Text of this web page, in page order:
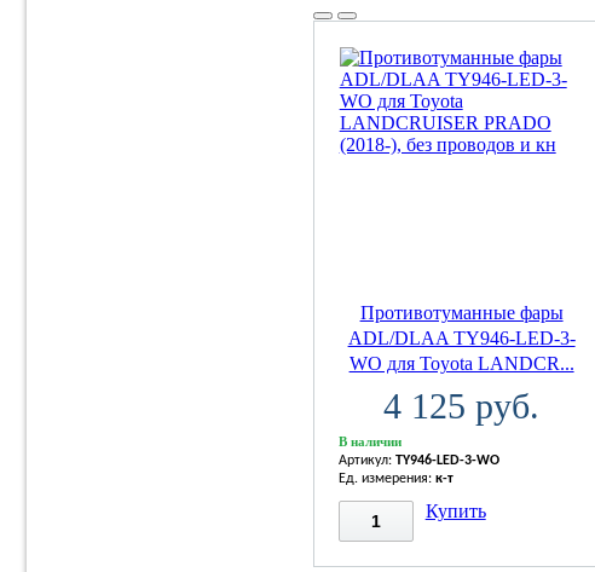
Противотуманные фары
ADL/DLAA TY946-LED-3-
WO для Toyota LANDCR...
4 125 руб.
В наличии
Артикул: TY946-LED-3-WO
Ед. измерения: к-т
Купить